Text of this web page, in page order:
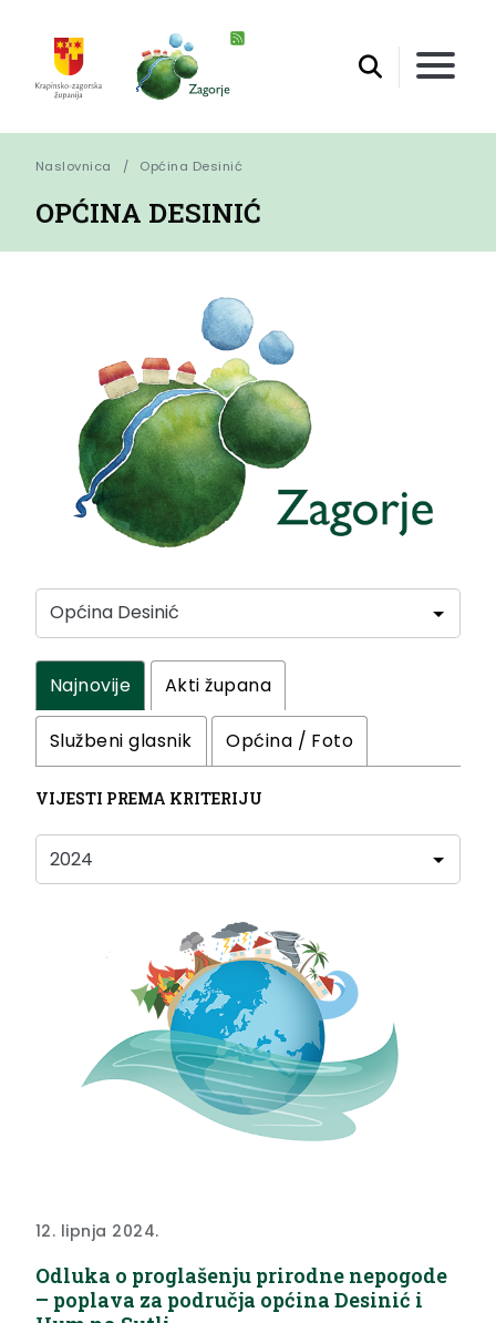
Naslovnica Općina Desinić
OPĆINA DESINIĆ
Najnovije Akti župana
Službeni glasnik Općina / Foto
VIJESTI PREMA KRITERIJU
12. lipnja 2024.
Odluka o proglašenju prirodne nepogode
– poplava za područja općina Desinić i